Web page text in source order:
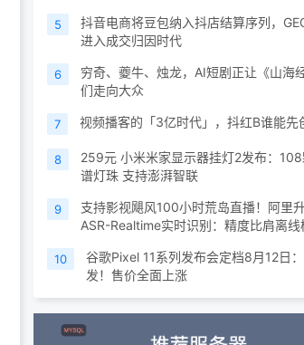
5
抖音电商将豆包纳入抖店结算序列，
进入成交归因时代
6
穷奇、夔牛、烛龙，AI短剧正让《山海
们走向大众
7 视频播客的「3亿时代」，抖红B谁能先
8
259元 小米米家显示器挂灯2发布：
谱灯珠 支持澎湃智联
9
支持影视飓风100小时荒岛直播！阿里
ASR-Realtime实时识别：精度比肩离线
10
谷歌Pixel 11系列发布会定档8月12日
发！售价全面上涨